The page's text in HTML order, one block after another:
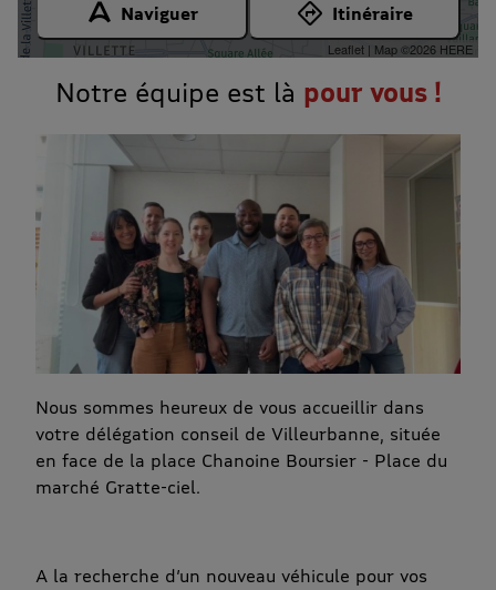
Leaflet | Map ©2026 HERE
Naviguer Itinéraire
Notre équipe est là pour vous !
Nous sommes heureux de vous accueillir dans
votre délégation conseil de Villeurbanne, située
en face de la place Chanoine Boursier - Place du
marché Gratte-ciel.
A la recherche d’un nouveau véhicule pour vos